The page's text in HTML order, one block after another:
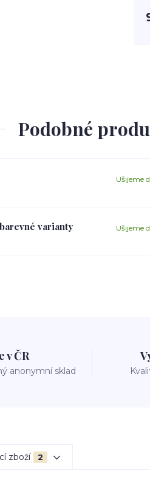
Podobné
Ušijeme
varianty Ušijeme
v ČR
anonymní sklad
zboží 2